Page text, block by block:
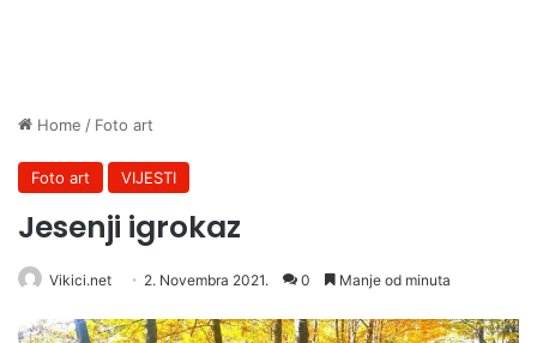
Home / Foto art
Foto art VIJESTI
Jesenji igrokaz
Vikici.net 2. Novembra 2021. 0 Manje od minuta